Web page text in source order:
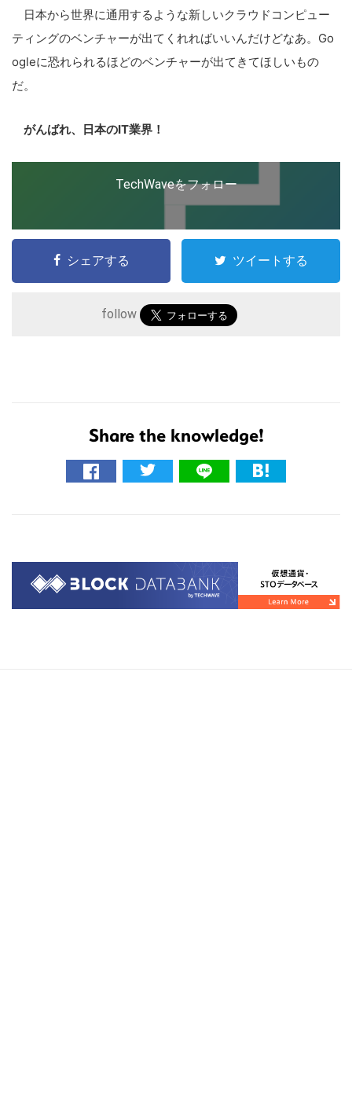
日本から世界に通用するような新しいクラウドコンピュー
ティングのベンチャーが出てくれればいいんだけどなあ。Go
ogleに恐れられるほどのベンチャーが出てきてほしいもの
だ。
がんばれ、日本のIT業界！
TechWaveをフォロー
シェアする ツイートする
follow
Share the knowledge!
る